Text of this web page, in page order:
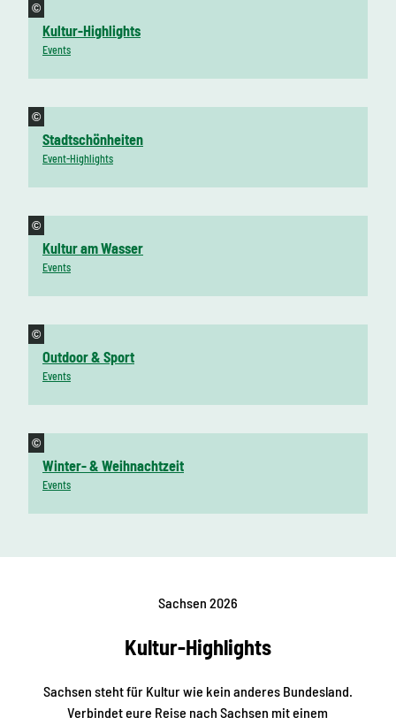
©
Kultur-Highlights
Events
©
Stadtschönheiten
Event-Highlights
©
Kultur am Wasser
Events
©
Outdoor & Sport
Events
©
Winter- & Weihnachtzeit
Events
Sachsen 2026
Kultur-Highlights
Sachsen steht für Kultur wie kein anderes Bundesland.
Verbindet eure Reise nach Sachsen mit einem